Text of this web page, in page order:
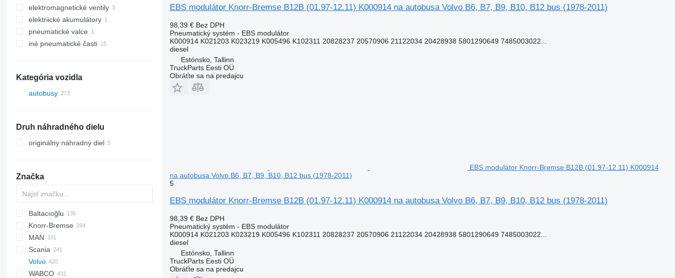
elektromagnetické ventily
elektriické akumulátory
pneumatické valce
iné pneumatické časti
Kategória vozidla
autobusy
Druh náhradného dielu
originálny náhradný diel
Značka
Baltacıoğlu
Futura
SB
Crossway
Eurorider
Axer
Citelis
Crossway
Daily
Domino
Knorr-Bremse
MAN
A-series
Lion's series
Actros
Axor
Citaro
Cityliner
Jetliner
Megaliner
Scania
K-series
L-series
Alpino
Urbino
Prestij
T-series
Volvo
7700
WABCO
EBS modulátor Knorr-Bremse B12B (01.97-12.11) K000914 na autobusa Volvo B6, B7, B9, B10, B12 bus (1978-2011)
98,39 € Bez DPH
Pneumatický systém - EBS modulátor
K000914 K021203 K023219 K005496 K102311 20828237 20570906 21122034 20428938 5801290649 7485003022...
diesel
Estónsko, Tallinn
TruckParts Eesti OÜ
Obráťte sa na predajcu
EBS modulátor Knorr-Bremse B12B (01.97-12.11) K000914
na autobusa Volvo B6, B7, B9, B10, B12 bus (1978-2011)
5
EBS modulátor Knorr-Bremse B12B (01.97-12.11) K000914 na autobusa Volvo B6, B7, B9, B10, B12 bus (1978-2011)
98,39 € Bez DPH
Pneumatický systém - EBS modulátor
K000914 K021203 K023219 K005496 K102311 20828237 20570906 21122034 20428938 5801290649 7485003022...
diesel
Estónsko, Tallinn
TruckParts Eesti OÜ
Obráťte sa na predajcu